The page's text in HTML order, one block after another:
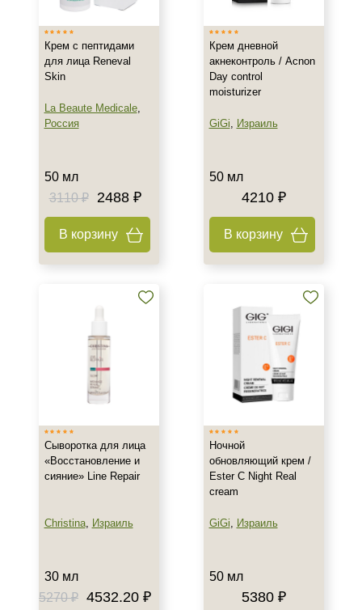
Действие
Восстановление
Обновление
Показать еще
Назначение против
Обновление клеток
Показать еще
Область применения
Тело
Объём
Крем с пептидами
для лица Reneval
Skin
La Beaute Medicale,
Россия
50 мл
3110 ₽
2488 ₽
В корзину
Крем дневной
акнеконтроль / Acnon
Day control
moisturizer
GiGi, Израиль
50 мл
4210 ₽
В корзину
Сыворотка для лица
«Восстановление и
сияние» Line Repair
Christina, Израиль
30 мл
5270 ₽ 4532.20 ₽
Ночной
обновляющий крем /
Ester C Night Real
cream
GiGi, Израиль
50 мл
5380 ₽